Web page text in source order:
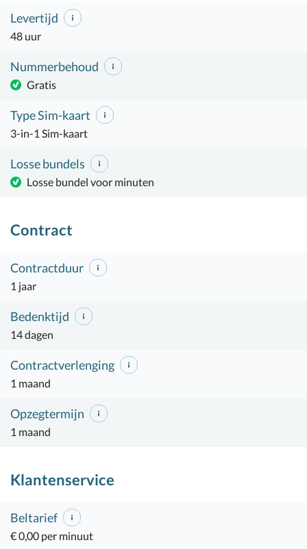
Levertijd
48 uur
Nummerbehoud
Gratis
Type Sim-kaart
3-in-1 Sim-kaart
Losse bundels
Losse bundel voor minuten
Contract
Contractduur
1 jaar
Bedenktijd
14 dagen
Contractverlenging
1 maand
Opzegtermijn
1 maand
Klantenservice
Beltarief
€ 0,00 per minuut